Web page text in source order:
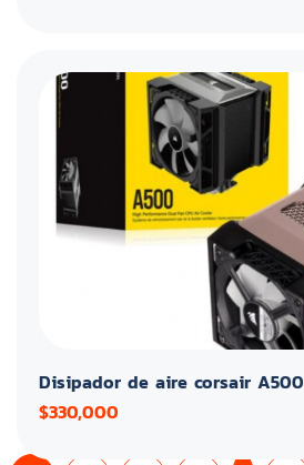
Disipador de aire corsair A500
$330,000